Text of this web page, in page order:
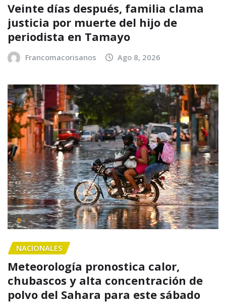
Veinte días después, familia clama
justicia por muerte del hijo de
periodista en Tamayo
Francomacorisanos Ago 8, 2026
NACIONALES
Meteorología pronostica calor,
chubascos y alta concentración de
polvo del Sahara para este sábado